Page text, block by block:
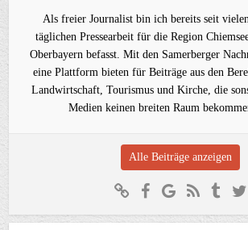
Als freier Journalist bin ich bereits seit
täglichen Pressearbeit für die Region
Oberbayern befasst. Mit den Samerberger
eine Plattform bieten für Beiträge aus den
Landwirtschaft, Tourismus und Kirche, die
Medien keinen breiten Raum
Alle Beiträge anzeigen